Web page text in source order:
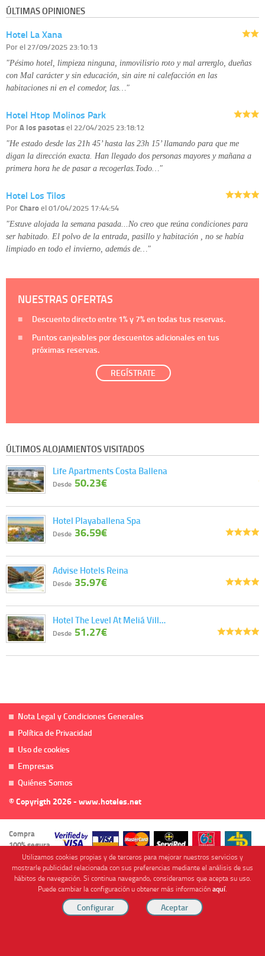
Derechos:tiene derecho a saber qué información tenemos sobre usted,
disponible en nuestra página web.
Información complementaria:
ÚLTIMAS OPINIONES
Hotel La Xana
Porel 27/09/2025 23:10:13
"Pésimo hotel, limpieza ninguna, inmovilisrio roto y mal arrerglo, dueñas
con Mal carácter y sin educación, sin aire ni calefacción en las
habitaciones ni en el comedor, las…"
Hotel Htop Molinos Park
PorA los pasotasel 22/04/2025 23:18:12
"He estado desde las 21h 45’ hasta las 23h 15’ llamando para que me
digan la dirección exacta. Han llegado dos personas mayores y mañana a
primera hora he de pasar a recogerlas.Todo…"
Hotel Los Tilos
PorCharoel 01/04/2025 17:44:54
"Estuve alojada la semana pasada...No creo que reúna condiciones para
ser habitado. El polvo de la entrada, pasillo y habitación , no se había
limpiado en todo el invierno, además de…"
NUESTRAS OFERTAS
Descuento directo entre 1%y 7%en todas tus reservas.
Puntos canjeables por descuentos adicionales en tus
próximas reservas.
REGÍSTRATE
ÚLTIMOS ALOJAMIENTOS VISITADOS
Life Apartments Costa Ballena
Desde 50.23€
Hotel Playaballena Spa
Desde 36.59€
Advise Hotels Reina
Desde 35.97€
Hotel The Level At Meliá Vill…
Desde 51.27€
Nota Legal y Condiciones Generales
Política de Privacidad
Uso de cookies
Empresas
Quiénes Somos
© Copyrigth 2026 - www.hoteles.net
Compra
100% segura
Cofinanciado por
Utilizamos cookies propias y de terceros para mejorar nuestros servicios y
mostrarle publicidad relacionada con sus preferencias mediante el análisis de sus
hábitos de navegación. Si continua navegando, consideramos que acepta su uso.
Puede cambiar la configuración u obtener más informaciónaquí.